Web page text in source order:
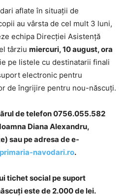
aflate în situații de
au vârsta de cel mult 3 luni,
echipa Direcției Asistență
târziu miercuri, 10 august, ora
pe listele cu destinatarii finali
electronic pentru
de îngrijire pentru nou-născuți.
de telefon 0756.055.582
Diana Alexandru,
sau pe adresa de e-
navodari.ro.
tichet social pe suport
este de 2.000 de lei.